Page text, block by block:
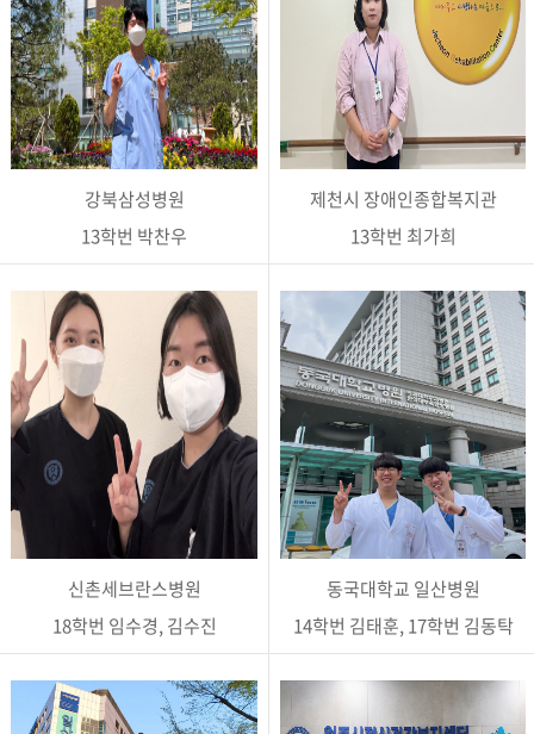
강북삼성병원
13학번 박찬우
제천시 장애인종합복지관
13학번 최가희
신촌세브란스병원
18학번 임수경, 김수진
동국대학교 일산병원
14학번 김태훈, 17학번 김동탁